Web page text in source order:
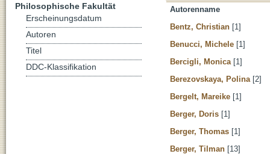
Autorenname
Bentz, Christian [1]
Benucci, Michele [1]
Bercigli, Monica [1]
Berezovskaya, Polina [2]
Bergelt, Mareike [1]
Berger, Doris [1]
Berger, Thomas [1]
Berger, Tilman [13]
Philosophische Fakultät
Erscheinungsdatum
Autoren
Titel
DDC-Klassifikation